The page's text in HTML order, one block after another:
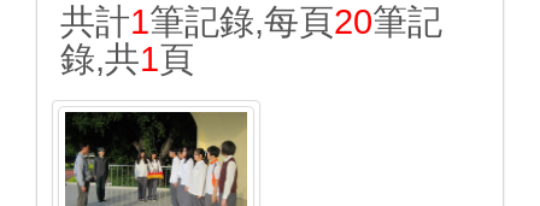
共計1筆記錄,每頁20筆記
錄,共1頁